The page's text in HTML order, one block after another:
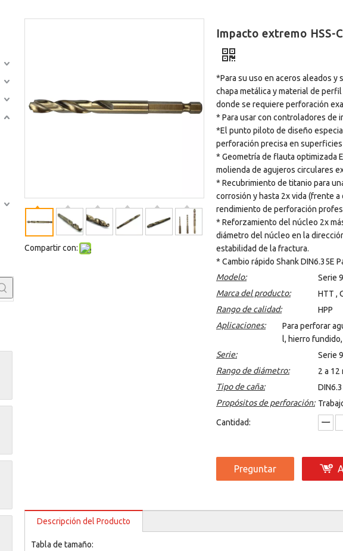
Compartir con:
Impacto extremo HSS-
*Para su uso en aceros aleados y
chapa metálica y material de
donde se requiere perforación
* Para usar con controladores de
*El punto piloto de diseño
perforación precisa en superficies
* Geometría de flauta optimizada
molienda de agujeros circulares
* Recubrimiento de titanio para
corrosión y hasta 2x vida (frente a
rendimiento de perforación
* Reforzamiento del núcleo 2x
diámetro del núcleo en la
estabilidad de la fractura.
* Cambio rápido Shank DIN6.35E
Modelo:
Serie
Marca del producto:
HTT ,
Rango de calidad:
HPP
Aplicaciones:
Para perforar
l, hierro
Serie:
Serie
Rango de diámetro:
2 a 12
Tipo de caña:
Propósitos de perforación:
Cantidad:
Preguntar
Descripción del Producto
Tabla de tamaño: